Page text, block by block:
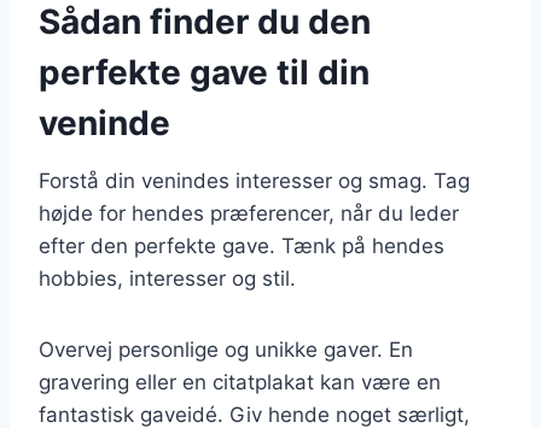
Sådan finder du den
perfekte gave til din
veninde
Forstå din venindes interesser og smag. Tag
højde for hendes præferencer, når du leder
efter den perfekte gave. Tænk på hendes
hobbies, interesser og stil.
Overvej personlige og unikke gaver. En
gravering eller en citatplakat kan være en
fantastisk gaveidé. Giv hende noget særligt,